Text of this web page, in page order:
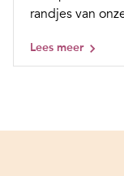
randjes van
Lees meer